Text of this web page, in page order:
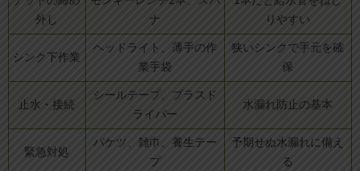
外し
ナ
りやすい
シンク下作業
ヘッドライト、薄手の作
業手袋
狭いシンクで手元を確
保
止水・接続
シールテープ、プラスド
ライバー
水漏れ防止の基本
緊急対処
バケツ、雑巾、養生テー
プ
予期せぬ水漏れに備え
る